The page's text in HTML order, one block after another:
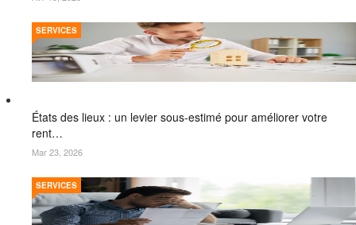
États des lieux : un levier sous-estimé pour améliorer votre
rent…
SERVICES
Mar 23, 2026
SERVICES